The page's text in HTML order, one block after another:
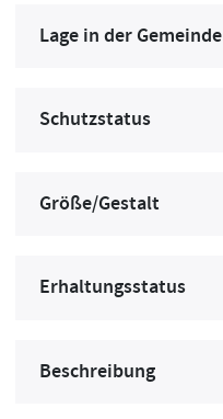
Lage in der Gemeinde
Schutzstatus
Größe/Gestalt
Erhaltungsstatus
Beschreibung